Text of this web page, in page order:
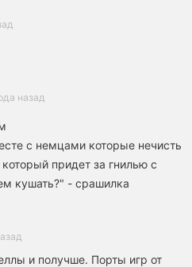
назад
с немцами которые нечисть
придет за гнилью с
кушать?" - срашилка
и получше. Порты игр от